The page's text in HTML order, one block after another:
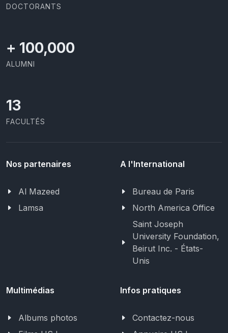
DOCTORANTS
+ 100,000
ALUMNI
13
FACULTÉS
Nos partenaires
Al Mazeed
Lamsa
A l'International
Bureau de Paris
North America Office
Saint Joseph
University Foundation,
Beirut Inc. - États-
Unis
Multimédias
Albums photos
Infos pratiques
Contactez-nous